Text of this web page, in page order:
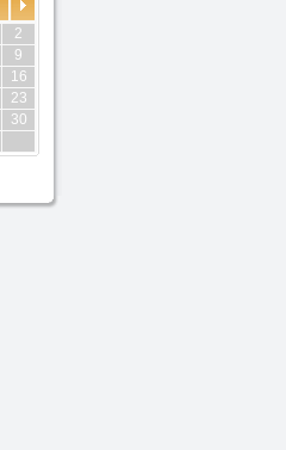
2
9
16
23
30